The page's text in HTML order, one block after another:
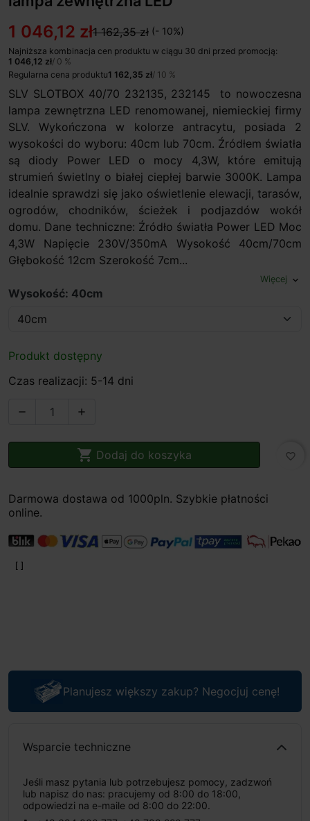
1 046,12 zł1 162,35 zł (- 10%)
Najniższa kombinacja cen produktu w ciągu 30 dni przed promocją:
1 046,12 zł/ 0 %
Regularna cena produktu1 162,35 zł/ 10 %
SLV SLOTBOX 40/70 232135, 232145 to nowoczesna
lampa zewnętrzna LED renomowanej, niemieckiej firmy
SLV. Wykończona w kolorze antracytu, posiada 2
wysokości do wyboru: 40cm lub 70cm. Źródłem światła
są diody Power LED o mocy 4,3W, które emitują
strumień świetlny o białej ciepłej barwie 3000K. Lampa
idealnie sprawdzi się jako oświetlenie elewacji, tarasów,
ogrodów, chodników, ścieżek i podjazdów wokół
domu. Dane techniczne: Źródło światła Power LED Moc
4,3W Napięcie 230V/350mA Wysokość 40cm/70cm
Głębokość 12cm Szerokość 7cm...
Więcej expand_more
Wysokość: 40cm
Produkt dostępny
Czas realizacji: 5-14 dni
 
 Dodaj do koszyka favorite_border
Darmowa dostawa od 1000pln. Szybkie płatności
online.
Planujesz większy zakup? Negocjuj cenę!
Wsparcie techniczne
Jeśli masz pytania lub potrzebujesz pomocy, zadzwoń
lub napisz do nas: pracujemy od 8:00 do 18:00,
odpowiedzi na e-maile od 8:00 do 22:00.